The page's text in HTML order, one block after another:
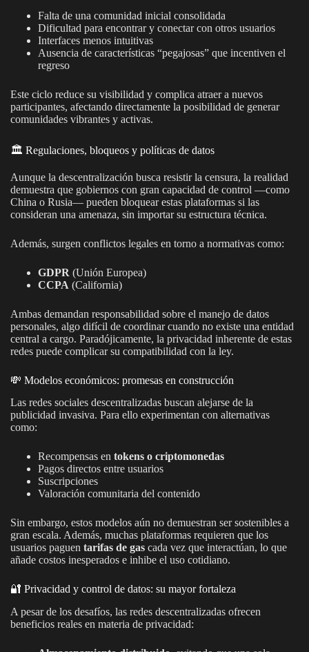
Falta de una comunidad inicial consolidada
Dificultad para encontrar y conectar con otros usuarios
Interfaces menos intuitivas
Ausencia de características “pegajosas” que incentiven el
regreso
Este ciclo reduce su visibilidad y complica atraer a nuevos
participantes, afectando directamente la posibilidad de generar
comunidades vibrantes y activas.
🏛️ Regulaciones, bloqueos y políticas de datos
Aunque la descentralización busca resistir la censura, la realidad
demuestra que gobiernos con gran capacidad de control —como
China o Rusia— pueden bloquear estas plataformas si las
consideran una amenaza, sin importar su estructura técnica.
Además, surgen conflictos legales en torno a normativas como:
GDPR (Unión Europea)
CCPA (California)
Ambas demandan responsabilidad sobre el manejo de datos
personales, algo difícil de coordinar cuando no existe una entidad
central a cargo. Paradójicamente, la privacidad inherente de estas
redes puede complicar su compatibilidad con la ley.
💸 Modelos económicos: promesas en construcción
Las redes sociales descentralizadas buscan alejarse de la
publicidad invasiva. Para ello experimentan con alternativas
como:
Recompensas en tokens o criptomonedas
Pagos directos entre usuarios
Suscripciones
Valoración comunitaria del contenido
Sin embargo, estos modelos aún no demuestran ser sostenibles a
gran escala. Además, muchas plataformas requieren que los
usuarios paguen tarifas de gas cada vez que interactúan, lo que
añade costos inesperados e inhibe el uso cotidiano.
🔐 Privacidad y control de datos: su mayor fortaleza
A pesar de los desafíos, las redes descentralizadas ofrecen
beneficios reales en materia de privacidad: